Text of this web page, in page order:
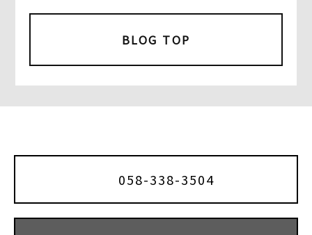
c
e
b
o
o
it
t
e
r
ai
BLOG TOP
058-338-3504